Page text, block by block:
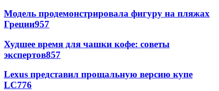
Модель продемонстрировала фигуру на пляжах
Греции957
Худшее время для чашки кофе: советы
экспертов857
Lexus представил прощальную версию купе
LC776